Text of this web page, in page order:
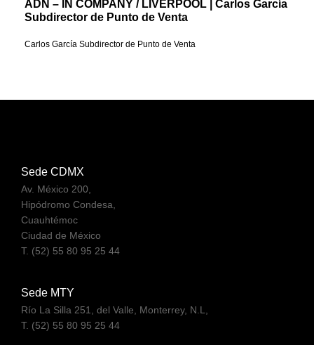
ADN – IN COMPANY / LIVERPOOL | Carlos García
Subdirector de Punto de Venta
Carlos García Subdirector de Punto de Venta
Sede CDMX
Av. México 200,
Hipódromo Condesa,
Cuauhtémoc
Ciudad de México
T. (52) 55 80 95 25 44
Sede MTY
Río La Silla 251, del Valle, Monterrey, N.L,
T. (52) 55 80 95 25 44